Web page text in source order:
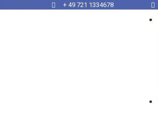
+ 49 721 1334678